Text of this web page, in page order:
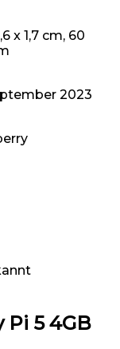
x 1,7 cm, 60
2023
Pi 5 4GB